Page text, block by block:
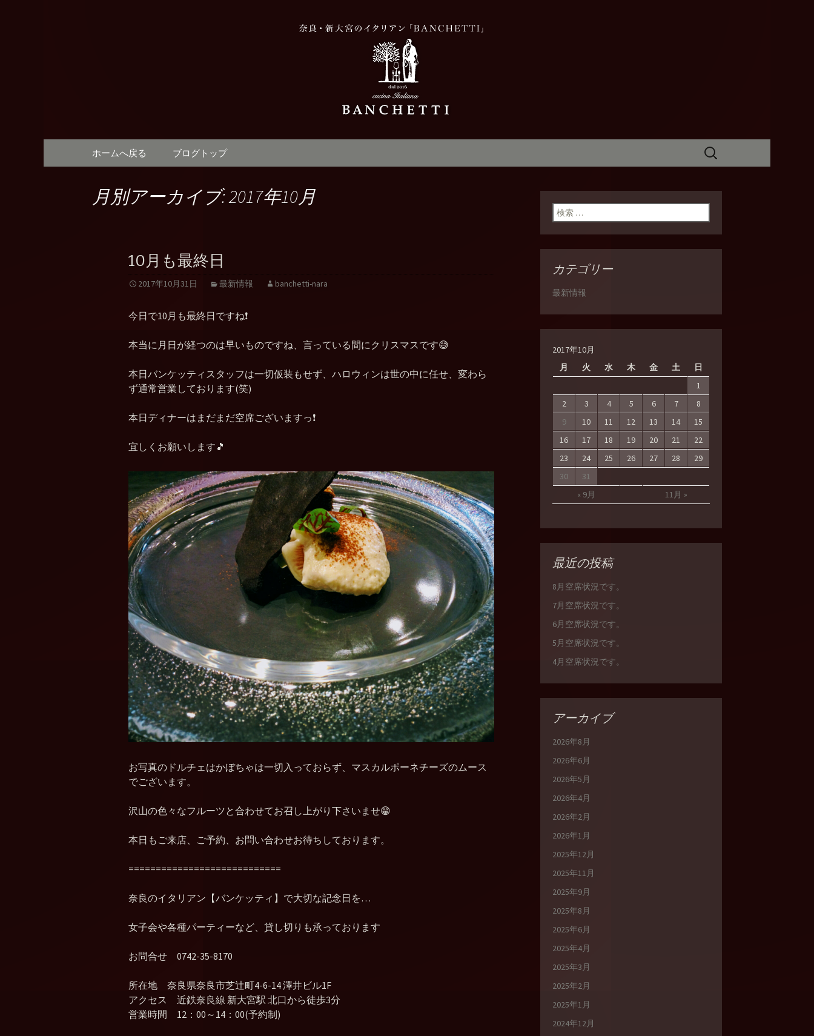
奈良、新大宮「BANCHETTI(バンケッテ
コンテンツへ移動
ホームへ戻る ブログトップ
検
月別アーカイブ: 2017年10月
10月も最終日
2017年10月31日 最新情報 banchetti-nara
今日で10月も最終日ですね❗
本当に月日が経つのは早いものですね、言っている間にクリスマスです😅
本日バンケッティスタッフは一切仮装もせず、ハロウィンは世の中に任せ、変わら
ず通常営業しております(笑)
本日ディナーはまだまだ空席ございますっ❗
宜しくお願いします🎵
お写真のドルチェはかぼちゃは一切入っておらず、マスカルポーネチーズのムース
でございます。
沢山の色々なフルーツと合わせてお召し上がり下さいませ😁
本日もご来店、ご予約、お問い合わせお待ちしております。
============================
奈良のイタリアン【バンケッティ】で大切な記念日を…
女子会や各種パーティーなど、貸し切りも承っております
お問合せ 0742-35-8170
所在地 奈良県奈良市芝辻町4-6-14 澤井ビル1F
アクセス 近鉄奈良線 新大宮駅 北口から徒歩3分
営業時間 12：00～14：00(予約制)
検索:
カテゴリー
最新情報
2017年10月
月
火 水 木 金 土 日
« 9月 11月 »
1
2
3 4 5 6 7
8
9
10 11 12 13 14
15
16
17 18 19 20 21
22
23
24 25 26 27 28
29
30
31
最近の投稿
8月空席状況です。
7月空席状況です。
6月空席状況です。
5月空席状況です。
4月空席状況です。
アーカイブ
2026年8月
2026年6月
2026年5月
2026年4月
2026年2月
2026年1月
2025年12月
2025年11月
2025年9月
2025年8月
2025年6月
2025年4月
2025年3月
2025年2月
2025年1月
2024年12月